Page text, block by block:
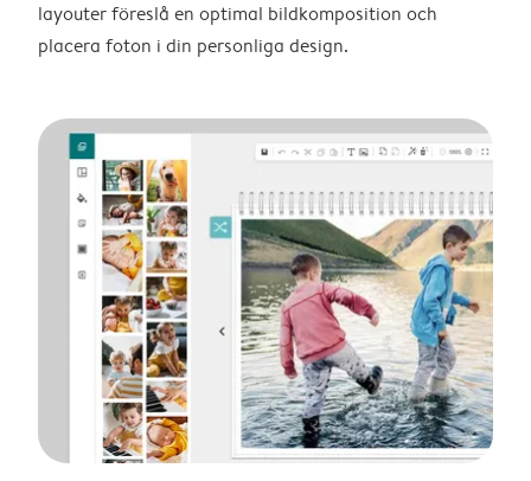
layouter föreslå en optimal bildkomposition och
placera foton i din personliga design.